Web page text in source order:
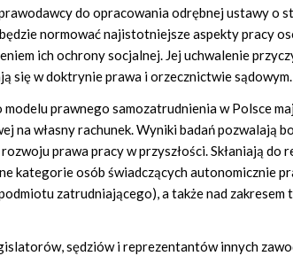
do opracowania odrębnej ustawy o
normować najistotniejsze aspekty pracy
ich ochrony socjalnej. Jej uchwalenie
się w doktrynie prawa i orzecznictwie sądowym.
prawnego samozatrudnienia w Polsce
na własny rachunek. Wyniki badań pozwalają
prawa pracy w przyszłości. Skłaniają do
kategorie osób świadczących autonomicznie
zatrudniającego), a także nad zakresem
sędziów i reprezentantów innych